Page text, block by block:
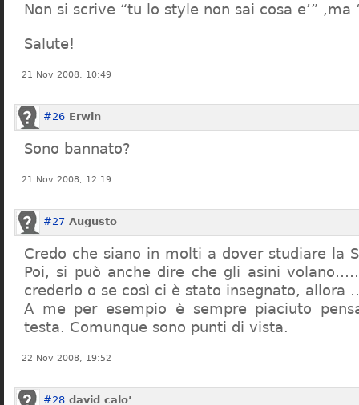
Non si scrive “tu lo style non sai cosa e’” ,ma
Salute!
21 Nov 2008, 10:49
#26 Erwin
Sono bannato?
21 Nov 2008, 12:19
#27 Augusto
Credo che siano in molti a dover studiare la
Poi, si può anche dire che gli asini
crederlo o se così ci è stato insegnato,
A me per esempio è sempre piaciuto
testa. Comunque sono punti di vista.
22 Nov 2008, 19:52
#28 david calo’